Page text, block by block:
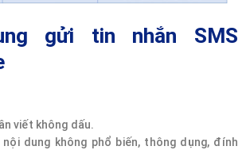
gửi tin nhắn SMS
viết không dấu.
dung không phổ biến, thông dụng, đính